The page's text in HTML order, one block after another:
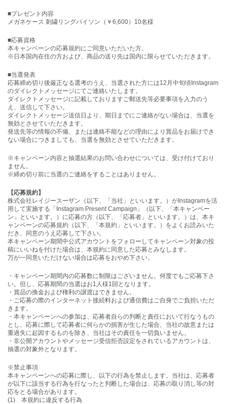
■プレゼント内容
メガネケース 刺繍リングパイソン（￥6,600）10名様
■応募資格
本キャンペーンの応募規約にご同意いただいた方。
※日本国内在住の方および、商品の送り先は国内に限らせていただきます。
■当選発表
応募締め切り後厳正なる選考のうえ、当選された方には12月中旬頃Instagram
のダイレクトメッセージにてご連絡いたします。
ダイレクトメッセージに記載しておりますご郵送先等必要事項を入力のう
え、送信して下さい。
ダイレクトメッセージ送信日より、期日までにご連絡がない場合は、当選を
無効とさせていただきます。
発送先等の情報の不備、または連絡不能などの理由により賞品をお届けでき
ない場合につきましても、当選を無効とさせていただきます。
※キャンペーン内容と抽選結果のお問い合わせについては、受け付けており
ません。
※締め切り前に当選のご連絡をすることはありません。
【応募規約】
株式会社レイジースーザン（以下、「当社」といいます。）がInstagramを活
用して実施する「Instagram Present Campaign」（以下、「本キャンペー
ン」といいます。）に応募の方（以下、「応募者」といいます。）は、本キ
ャンペーンの応募規約（以下、「本規約」といいます。）をよくお読みいた
だき、同意のうえ応募して下さい。
本キャンペーン期間中公式アカウントをフォローしてキャンペーン対象の投
稿にいいねを付けた場合は、本規約に同意した応募とみなします。
万が一同意いただけない場合は応募をおやめ下さい。
・キャンペーン期間内の応募数に制限はございません。何度でもご応募下さ
い。但し、応募期間の当選はお1人様1回となります。
・賞品の換金および権利の譲渡はできません。
・ご応募の際のインターネット接続料および通信費はご自身でご負担いただ
きます。
・本キャンペーンへの参加は、応募者自らの判断と責任において行なうもの
とし、応募に際して応募者に何らかの損害が生じた場合、当社の故意または
重過失に起因するものを除き、当社はその責任を一切負いません。
・非公開アカウントやメッセージ受信拒否設定をされているアカウントは、
抽選の対象外となります。
※禁止事項
本キャンペーンへの応募に際し、以下の行為を禁止します。当社は、応募者
が以下に該当する行為を行なったと判断した場合は、応募の取り消し等の対
応をとる場合があります。
(1) 本規約に違反する行為